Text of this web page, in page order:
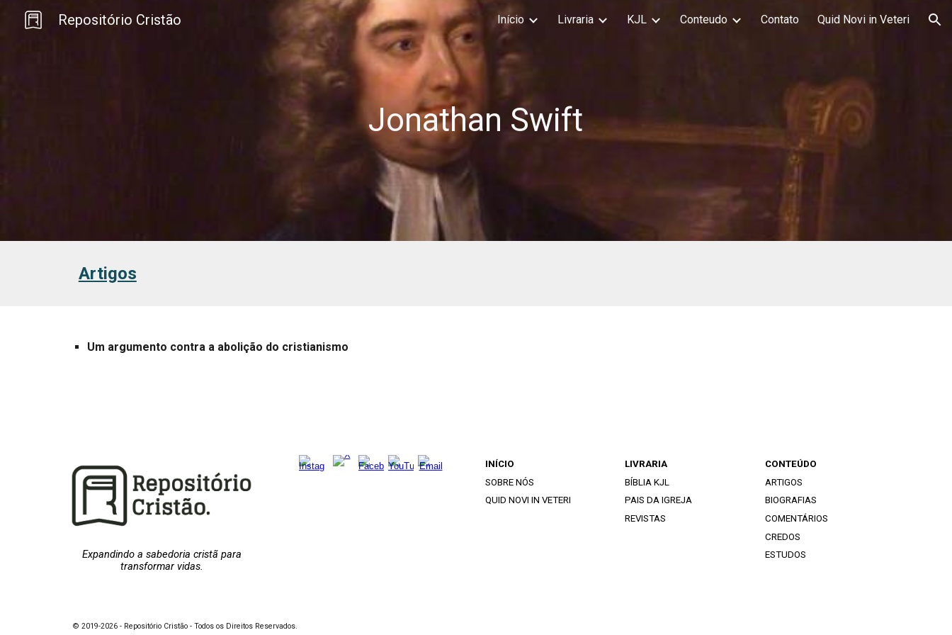
Skip to main content Skip to navigation
Repositório Cristão Início Livraria KJL Conteudo Contato Quid Novi in Veteri
Jonathan Swift
Artigos
Um argumento contra a abolição do cristianismo
Expandindo a sabedoria cristã para
transformar vidas.
INÍCIO
SOBRE NÓS
QUID NOVI IN VETERI
LIVRARIA
BÍBLIA KJL
PAIS DA IGREJA
REVISTAS
CONTEÚDO
ARTIGOS
BIOGRAFIAS
COMENTÁRIOS
CREDOS
ESTUDOS
© 2019-2026 - Repositório Cristão - Todos os Direitos Reservados.